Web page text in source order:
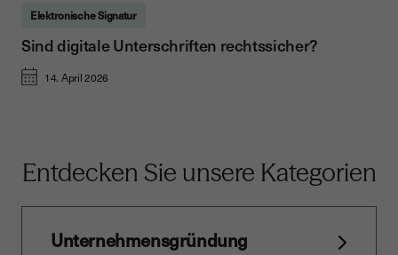
Elektronische Signatur
Sind digitale Unterschriften rechtssicher?
14. April 2026
Entdecken Sie unsere Kategorien
Unternehmensgründung